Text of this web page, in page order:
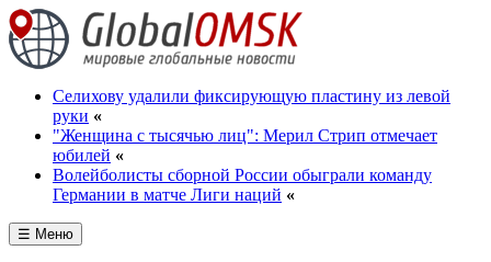
Селихову удалили фиксирующую пластину из левой
руки «
"Женщина с тысячью лиц": Мерил Стрип отмечает
юбилей «
Волейболисты сборной России обыграли команду
Германии в матче Лиги наций «
☰ Меню